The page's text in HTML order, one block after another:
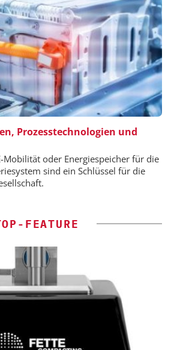
Prozesstechnologien und
Mobilität oder Energiespeicher für die
sind ein Schlüssel für die
FEATURE